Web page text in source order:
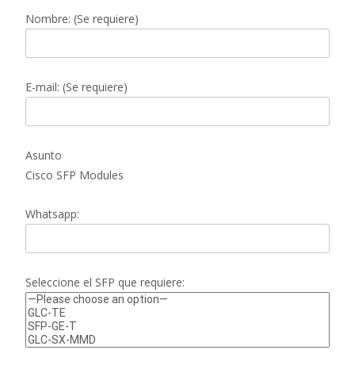
Nombre: (Se requiere)
E-mail: (Se requiere)
Asunto
Cisco SFP Modules
Whatsapp:
Seleccione el SFP que requiere: